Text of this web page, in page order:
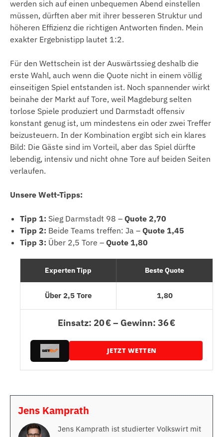
werden sich auf einen unbequemen Abend einstellen
müssen, dürften aber mit ihrer besseren Struktur und
höheren Effizienz die richtigen Antworten finden. Mein
exakter Ergebnistipp lautet 1:2.
Für den Wettschein ist der Auswärtssieg deshalb die
erste Wahl, auch wenn die Quote nicht in einem völlig
einseitigen Spiel entstanden ist. Noch spannender wirkt
beinahe der Markt auf Tore, weil Magdeburg selten
torlose Spiele produziert und Darmstadt offensiv
konstant genug ist, um mindestens ein oder zwei Treffer
beizusteuern. In der Kombination ergibt sich ein klares
Bild: Die Gäste sind im Vorteil, aber das Spiel dürfte
lebendig, intensiv und nicht ohne Tore auf beiden Seiten
verlaufen.
Unsere Wett-Tipps:
Tipp 1: Sieg Darmstadt 98 – Quote 2,70
Tipp 2: Beide Teams treffen: Ja – Quote 1,45
Tipp 3: Über 2,5 Tore – Quote 1,80
Experten Tipp Beste Quote
Über 2,5 Tore 1,80
Einsatz: 20 € – Gewinn: 36 €
JETZT WETTEN
Jens Kamprath
Jens Kamprath ist studierter Volkswirt mit